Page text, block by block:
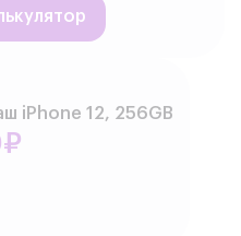
iPhone 12, 256GB